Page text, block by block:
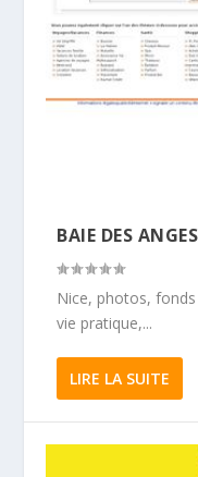
BAIE DES
Nice, photos,
vie pratique,...
LIRE LA SUITE